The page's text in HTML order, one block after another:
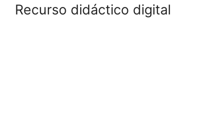
Recurso didáctico digital